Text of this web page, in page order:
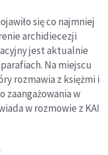
się co najmniej
archidiecezji
jest aktualnie
Na miejscu
rozmawia z księżmi i
zaangażowania w
w rozmowie z KAI